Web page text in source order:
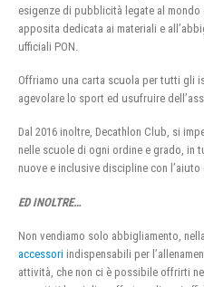
esigenze di pubblicità legate al mondo
apposita dedicata ai materiali e
ufficiali PON.
Offriamo una carta scuola per tutti gli
agevolare lo sport ed usufruire
Dal 2016 inoltre, Decathlon Club, si
nelle scuole di ogni ordine e grado, in
nuove e inclusive discipline con
ED INOLTRE…
Non vendiamo solo abbigliamento,
accessori indispensabili per
attività, che non ci è possibile offrirti